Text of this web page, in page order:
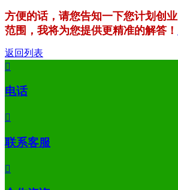
方便的话，请您告知一下您计划创
范围，我将为您提供更精准的解答！
返回列表

电话

联系客服
